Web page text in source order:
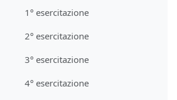
1° esercitazione
2° esercitazione
3° esercitazione
4° esercitazione